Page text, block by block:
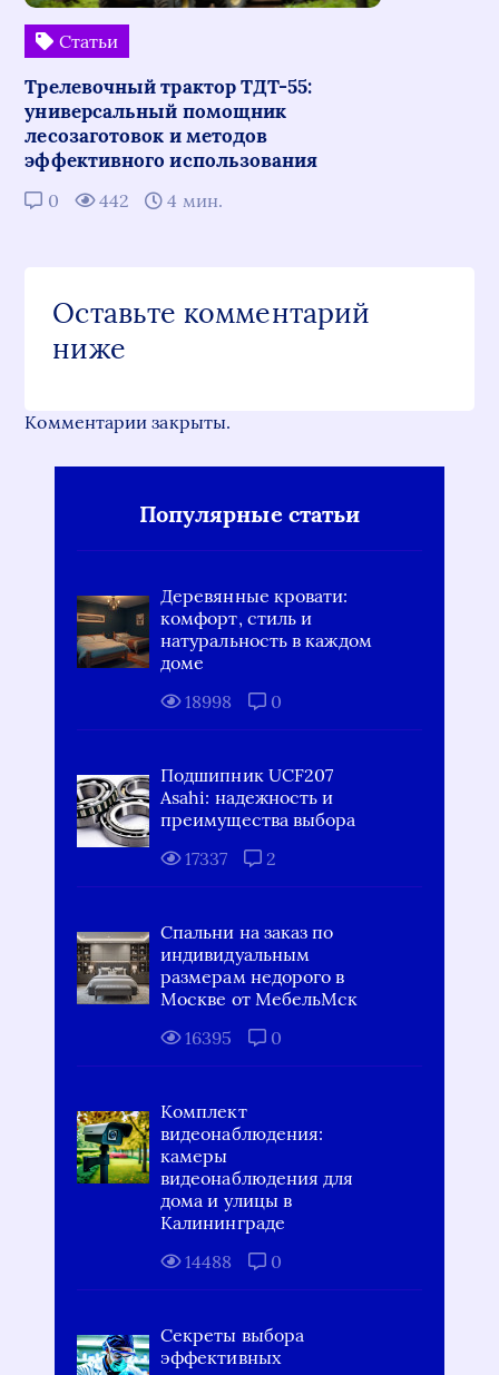
Статьи
Трелевочный трактор ТДТ-55:
универсальный помощник
лесозаготовок и методов
эффективного использования
0 442 4 мин.
Оставьте комментарий
ниже
Комментарии закрыты.
Популярные статьи
Деревянные кровати:
комфорт, стиль и
натуральность в каждом
доме
18998
0
Подшипник UCF207
Asahi: надежность и
преимущества выбора
17337
2
Спальни на заказ по
индивидуальным
размерам недорого в
Москве от МебельМск
16395
0
Комплект
видеонаблюдения:
камеры
видеонаблюдения для
дома и улицы в
Калининграде
14488
0
Секреты выбора
эффективных